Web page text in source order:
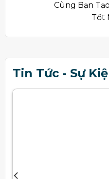
Cùng Bạn
Tốt
Tin Tức - Sự